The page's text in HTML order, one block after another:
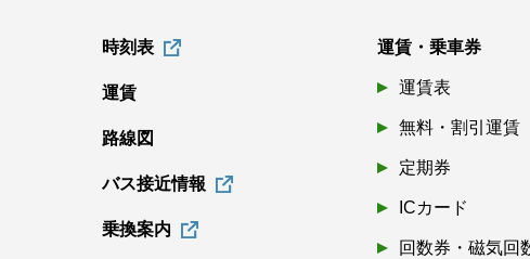
時刻表
運賃
路線図
バス接近情報
乗換案内
運賃・乗車券
運賃表
無料・割引運賃
定期券
ICカード
回数券・磁気回